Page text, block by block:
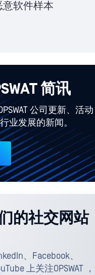
软件样本
简讯
公司更新、活动
业发展的新闻。
的社交网站
、Facebook、
上关注OPSWAT ，